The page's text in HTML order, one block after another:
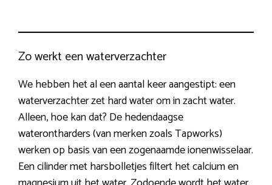
Zo werkt een waterverzachter
We hebben het al een aantal keer aangestipt: een
waterverzachter zet hard water om in zacht water.
Alleen, hoe kan dat? De hedendaagse
waterontharders (van merken zoals Tapworks)
werken op basis van een zogenaamde ionenwisselaar.
Een cilinder met harsbolletjes filtert het calcium en